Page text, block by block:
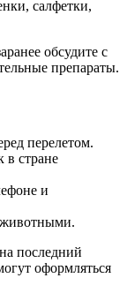
салфетки,
обсудите с
препараты.
перелетом.
в стране
и
животными.
последний
оформляться